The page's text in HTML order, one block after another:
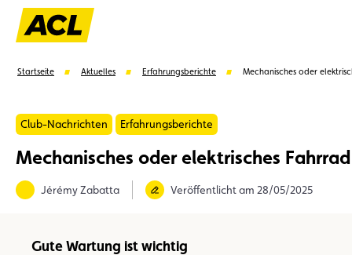
Vorschläge
Startseite Aktuelles Erfahrungsberichte Mechanisches oder
Club-Nachrichten Erfahrungsberichte
Mechanisches oder elektrisches Fahrrad
Jérémy Zabatta Veröffentlicht am 28/05/2025
Gute Wartung ist wichtig